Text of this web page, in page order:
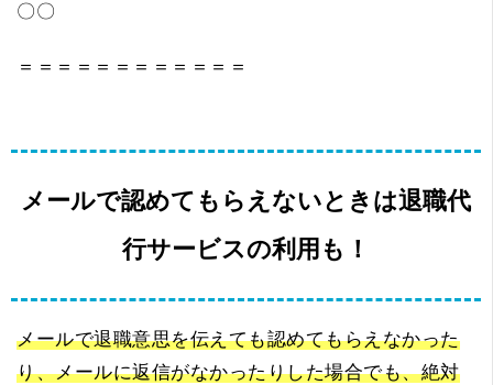
〇〇
＝＝＝＝＝＝＝＝＝＝＝＝
メールで認めてもらえないときは退職代
行サービスの利用も！
メールで退職意思を伝えても認めてもらえなかった
り、メールに返信がなかったりした場合でも、絶対